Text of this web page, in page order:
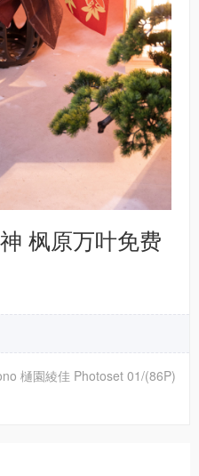
枫原万叶免费
樋園綾佳 Photoset 01/(86P)